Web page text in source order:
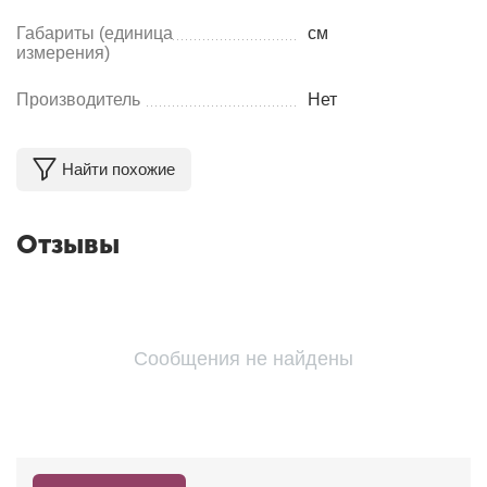
Габариты (единица
измерения)
см
Производитель Нет
Найти похожие
Отзывы
Сообщения не найдены